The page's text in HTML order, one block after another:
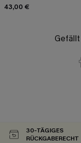
43,00 €
Gefällt
30-TÄGIGES
RÜCKGABERECHT